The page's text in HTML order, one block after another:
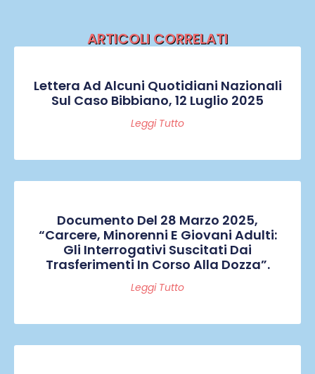
ARTICOLI CORRELATI
Lettera Ad Alcuni Quotidiani Nazionali
Sul Caso Bibbiano, 12 Luglio 2025
Leggi Tutto
Documento Del 28 Marzo 2025,
“Carcere, Minorenni E Giovani Adulti:
Gli Interrogativi Suscitati Dai
Trasferimenti In Corso Alla Dozza”.
Leggi Tutto